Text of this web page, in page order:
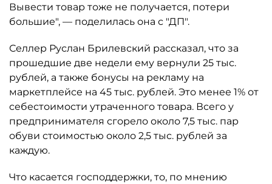
Вывести товар тоже не получается, потери
большие", — поделилась она с "ДП".
Селлер Руслан Брилевский рассказал, что за
прошедшие две недели ему вернули 25 тыс.
рублей, а также бонусы на рекламу на
маркетплейсе на 45 тыс. рублей. Это менее 1% от
себестоимости утраченного товара. Всего у
предпринимателя сгорело около 7,5 тыс. пар
обуви стоимостью около 2,5 тыс. рублей за
каждую.
Что касается господдержки, то, по мнению